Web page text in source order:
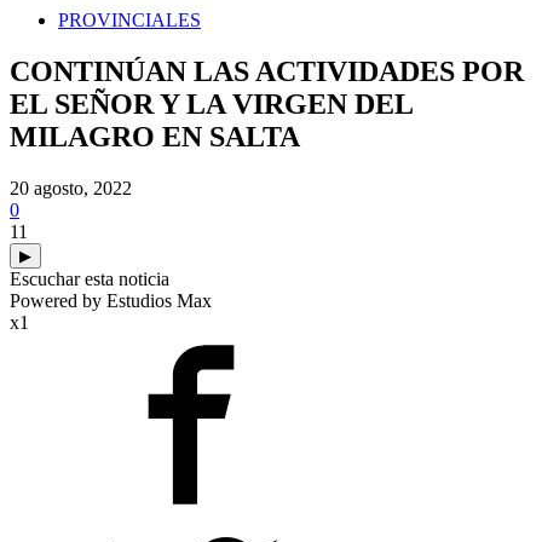
PROVINCIALES
CONTINÚAN LAS ACTIVIDADES POR
EL SEÑOR Y LA VIRGEN DEL
MILAGRO EN SALTA
20 agosto, 2022
0
11
▶
Escuchar esta noticia
Powered by Estudios Max
x1